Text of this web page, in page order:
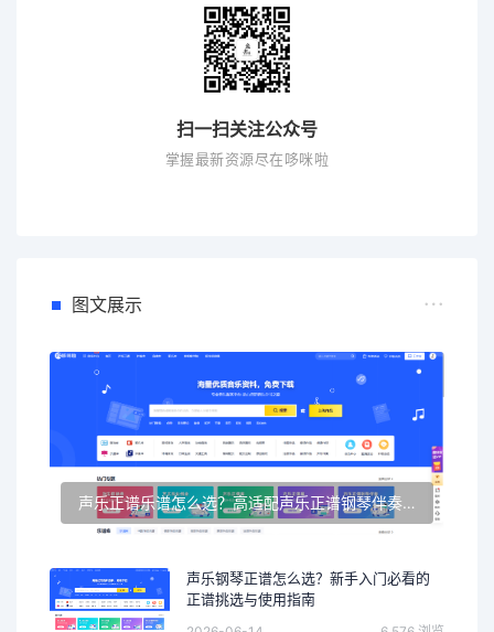
扫一扫关注公众号
掌握最新资源尽在哆咪啦
图文展示
声乐正谱乐谱怎么选？高适配声乐正谱钢琴伴奏资源推荐
声乐钢琴正谱怎么选？新手入门必看的
正谱挑选与使用指南